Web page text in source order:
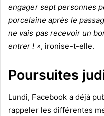
engager sept personnes
porcelaine après le
ne vais pas recevoir un
entrer ! », ironise-t-elle.
Poursuites
Lundi, Facebook a déjà
rappeler les différentes